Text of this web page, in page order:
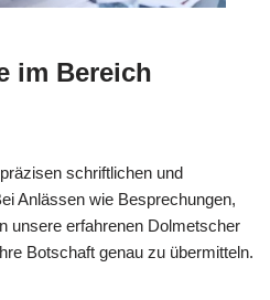
im Bereich
schriftlichen und
Anlässen wie Besprechungen,
unsere erfahrenen Dolmetscher
Botschaft genau zu übermitteln.